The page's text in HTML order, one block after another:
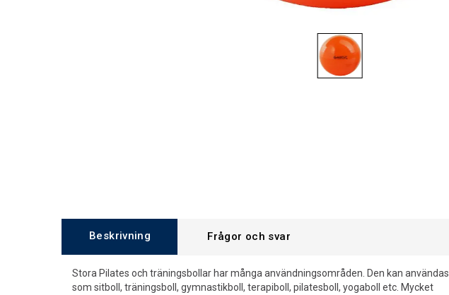
Beskrivning Frågor och svar
Stora Pilates och träningsbollar har många användningsområden. Den kan användas
som sitboll, träningsboll, gymnastikboll, terapiboll, pilatesboll, yogaboll etc. Mycket